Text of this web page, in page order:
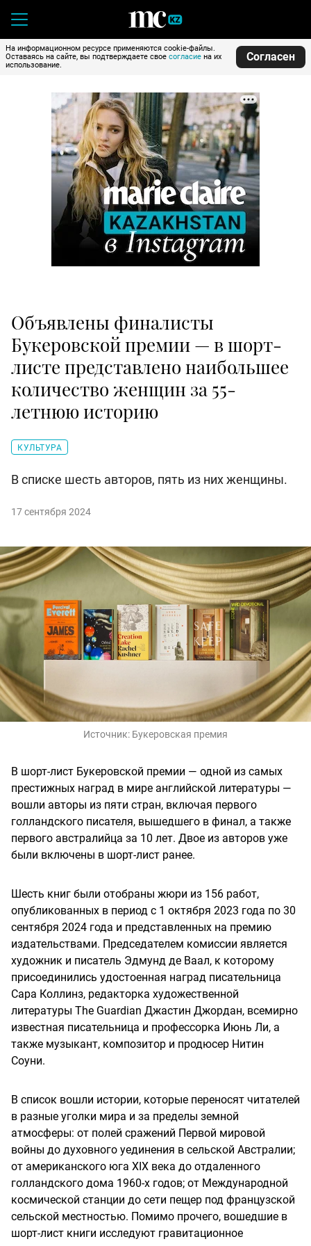
На информационном ресурсе применяются cookie-файлы.
Оставаясь на сайте, вы подтверждаете свое согласие на их
использование.
Согласен
Объявлены финалисты
Букеровской премии — в шорт-
листе представлено наибольшее
количество женщин за 55-
летнюю историю
КУЛЬТУРА
В списке шесть авторов, пять из них женщины.
17 сентября 2024
Источник: Букеровская премия
В шорт-лист Букеровской премии — одной из самых
престижных наград в мире английской литературы —
вошли авторы из пяти стран, включая первого
голландского писателя, вышедшего в финал, а также
первого австралийца за 10 лет. Двое из авторов уже
были включены в шорт-лист ранее.
Шесть книг были отобраны жюри из 156 работ,
опубликованных в период с 1 октября 2023 года по 30
сентября 2024 года и представленных на премию
издательствами. Председателем комиссии является
художник и писатель Эдмунд де Ваал, к которому
присоединились удостоенная наград писательница
Сара Коллинз, редакторка художественной
литературы The Guardian Джастин Джордан, всемирно
известная писательница и профессорка Июнь Ли, а
также музыкант, композитор и продюсер Нитин
Соуни.
В список вошли истории, которые переносят читателей
в разные уголки мира и за пределы земной
атмосферы: от полей сражений Первой мировой
войны до духовного уединения в сельской Австралии;
от американского юга XIX века до отдаленного
голландского дома 1960-х годов; от Международной
космической станции до сети пещер под французской
сельской местностью. Помимо прочего, вошедшие в
шорт-лист книги исследуют гравитационное